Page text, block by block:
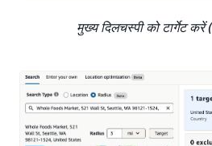
मुख्य दिलचस्पी को टार्गेट